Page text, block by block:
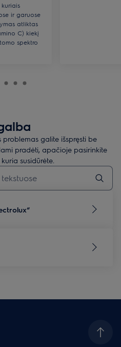
ir garuose
atliktas
C) kiekį
spektro
galite išspręsti be
pradėti, apačioje pasirinkite
susidūrėte.
straipsnių